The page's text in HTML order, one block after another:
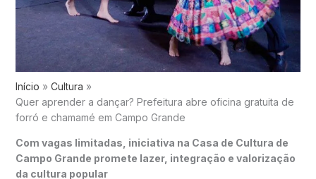
Início
Cultura
Quer aprender a dançar? Prefeitura abre oficina gratuita de
forró e chamamé em Campo Grande
Com vagas limitadas, iniciativa na Casa de Cultura de
Campo Grande promete lazer, integração e valorização
da cultura popular